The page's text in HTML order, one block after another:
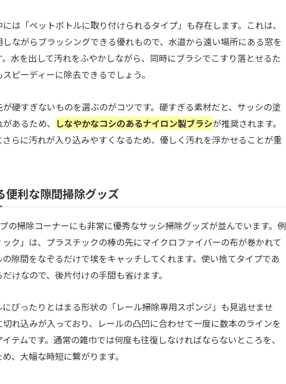
は「ペットボトルに取り付けられるタイプ」も存在します。これは、
ながらブラッシングできる優れもので、水道から遠い場所にある窓を
水を出して汚れをふやかしながら、同時にブラシでこすり落とせるた
ピーディーに除去できるでしょう。
硬すぎないものを選ぶのがコツです。硬すぎる素材だと、サッシの塗
あるため、 しなやかなコシのあるナイロン製ブラシが推奨されます。
らに汚れが入り込みやすくなるため、優しく汚れを浮かせることが重
便利な隙間掃除グッズ
の掃除コーナーにも非常に優秀なサッシ掃除グッズが並んでいます。例
ク」は、プラスチックの棒の先にマイクロファイバーの布が巻かれて
隙間をなぞるだけで埃をキャッチしてくれます。使い捨てタイプであ
けなので、後片付けの手間も省けます。
ぴったりとはまる形状の「レール掃除専用スポンジ」も見逃せませ
れ込みが入っており、レールの凸凹に合わせて一度に数本のラインを
テムです。通常の雑巾では何度も往復しなければならないところを、
、大幅な時短に繋がります。